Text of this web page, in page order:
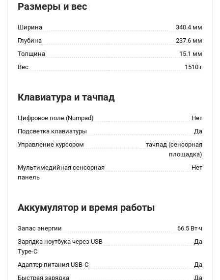
Размеры и вес
Ширина
340.4 мм
Глубина
237.6 мм
Толщина
15.1 мм
Вес
1510 г
Клавиатура и тачпад
Цифровое поле (Numpad)
Нет
Подсветка клавиатуры
Да
Управление курсором
тачпад (сенсорная
площадка)
Мультимедийная сенсорная
панель
Нет
Аккумулятор и время работы
Запас энергии
66.5 Вт·ч
Зарядка ноутбука через USB
Type-C
Да
Адаптер питания USB-C
Да
Быстрая зарядка
Да